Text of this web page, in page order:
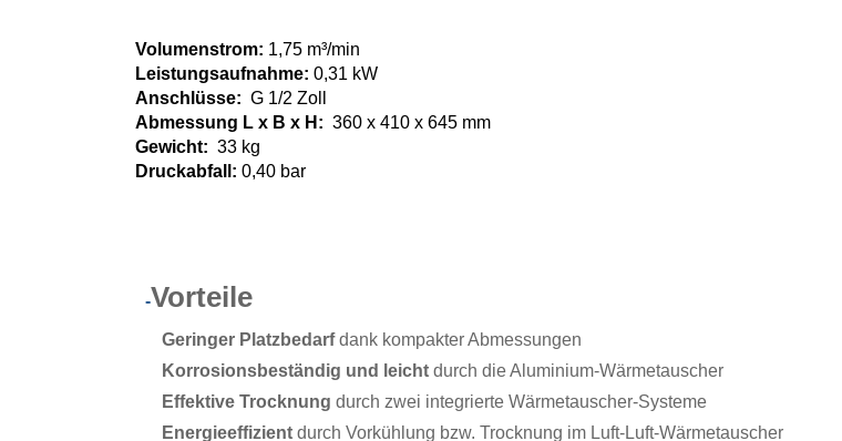
Volumenstrom: 1,75 m³/min
Leistungsaufnahme: 0,31 kW
Anschlüsse: G 1/2 Zoll
Abmessung L x B x H: 360 x 410 x 645 mm
Gewicht: 33 kg
Druckabfall: 0,40 bar
-Vorteile
Geringer Platzbedarf dank kompakter Abmessungen
Korrosionsbeständig und leicht durch die Aluminium-Wärmetauscher
Effektive Trocknung durch zwei integrierte Wärmetauscher-Systeme
Energieeffizient durch Vorkühlung bzw. Trocknung im Luft-Luft-Wärmetauscher